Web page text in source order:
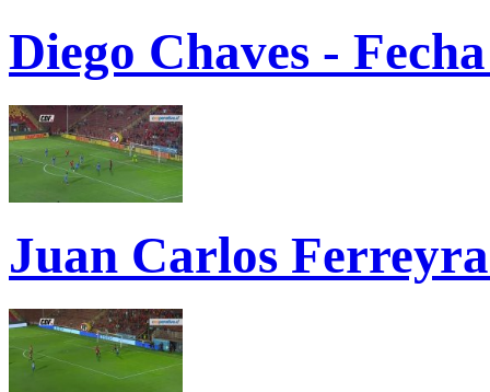
Diego Chaves -
Juan Carlos